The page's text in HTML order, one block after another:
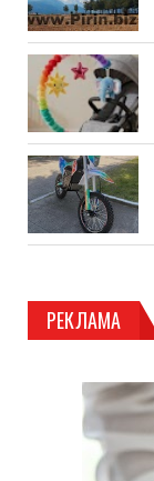
РЕКЛАМА